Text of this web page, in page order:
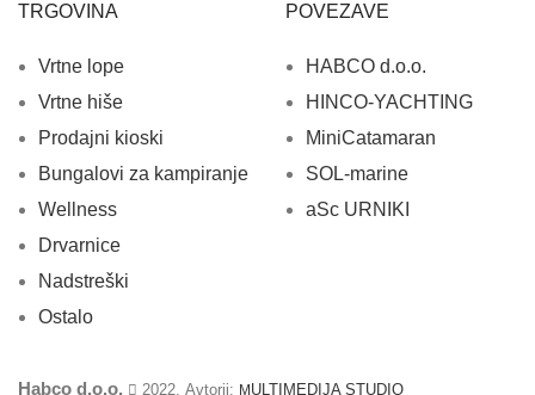
TRGOVINA
Vrtne lope
Vrtne hiše
Prodajni kioski
Bungalovi za kampiranje
Wellness
Drvarnice
Nadstreški
Ostalo
POVEZAVE
HABCO d.o.o.
HINCO-YACHTING
MiniCatamaran
SOL-marine
aSc URNIKI
Habco d.o.o. 2022. Avtorji: M ULTIMEDIJA STUDIO